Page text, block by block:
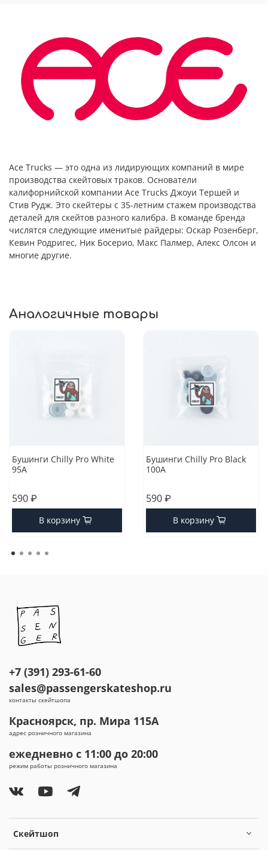
Ace Trucks — это одна из лидирующих компаний в мире
производства скейтовых траков. Основатели
калифорнийской компании Ace Trucks Джоуи Тершей и
Стив Рудж. Это скейтеры с 35-летним стажем производства
деталей для скейтов разного калибра. В команде бренда
числятся следующие именитые райдеры: Оскар Розенберг,
Кевин Родригес, Ник Босерио, Макс Палмер, Алекс Олсон и
многие другие.
Аналогичные товары
Бушинги Chilly Pro White
95A
590 ₽
В корзину
Бушинги Chilly Pro Black
100A
590 ₽
В корзину
Скейтшоп
+7 (391) 293-61-60
sales@passengerskateshop.ru
контакты скейтшопа
Красноярск, пр. Мира 115А
адрес розничного магазина
ежедневно с 11:00 до 20:00
режим работы розничного магазина